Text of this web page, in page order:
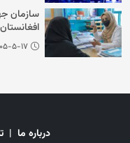
سازمان
۱۴۰۵-
درباره ما |